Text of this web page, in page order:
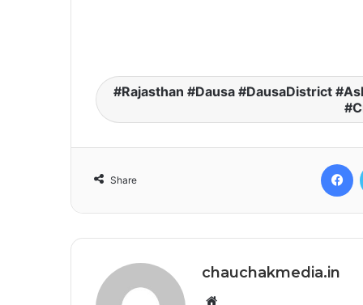
Rajasthan #Dausa #DausaDistrict
Share
chauchakmedia.in
Website